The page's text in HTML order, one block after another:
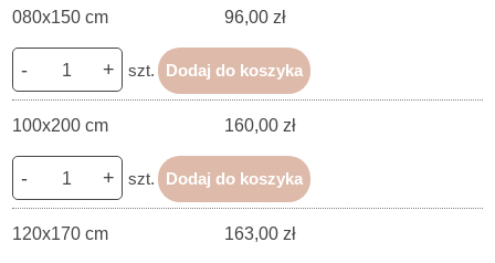
080x150 cm 96,00 zł
- + szt. Dodaj do koszyka
100x200 cm 160,00 zł
- + szt. Dodaj do koszyka
120x170 cm 163,00 zł